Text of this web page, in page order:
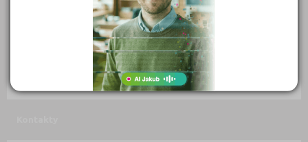
299 Kč
Objednat